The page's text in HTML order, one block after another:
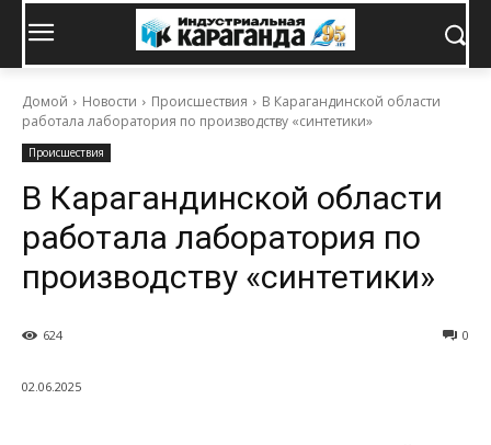
Домой Новости Происшествия
В Карагандинской области
работала лаборатория по производству «синтетики»
Происшествия
В Карагандинской области
работала лаборатория по
производству «синтетики»
0
624
02.06.2025